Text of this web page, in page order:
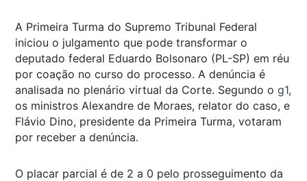
A Primeira Turma do Supremo Tribunal Federal
iniciou o julgamento que pode transformar o
deputado federal Eduardo Bolsonaro (PL-SP) em réu
por coação no curso do processo. A denúncia é
analisada no plenário virtual da Corte. Segundo o g1,
os ministros Alexandre de Moraes, relator do caso, e
Flávio Dino, presidente da Primeira Turma, votaram
por receber a denúncia.
O placar parcial é de 2 a 0 pelo prosseguimento da